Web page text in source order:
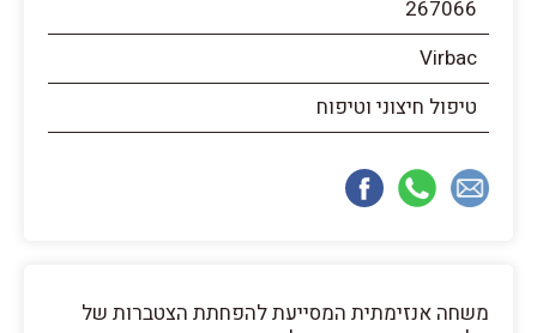
267066
Virbac
טיפול חיצוני וטיפוח
משחה אנזימתית המסייעת להפחתת הצטברות של